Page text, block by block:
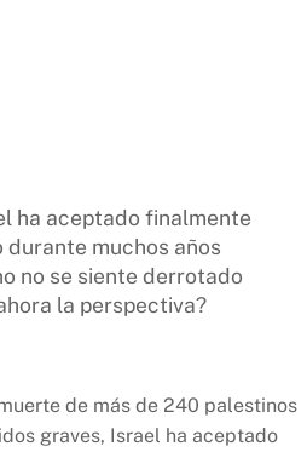
ha aceptado finalmente
durante muchos años
no se siente derrotado
la perspectiva?
de más de 240 palestinos
graves, Israel ha aceptado